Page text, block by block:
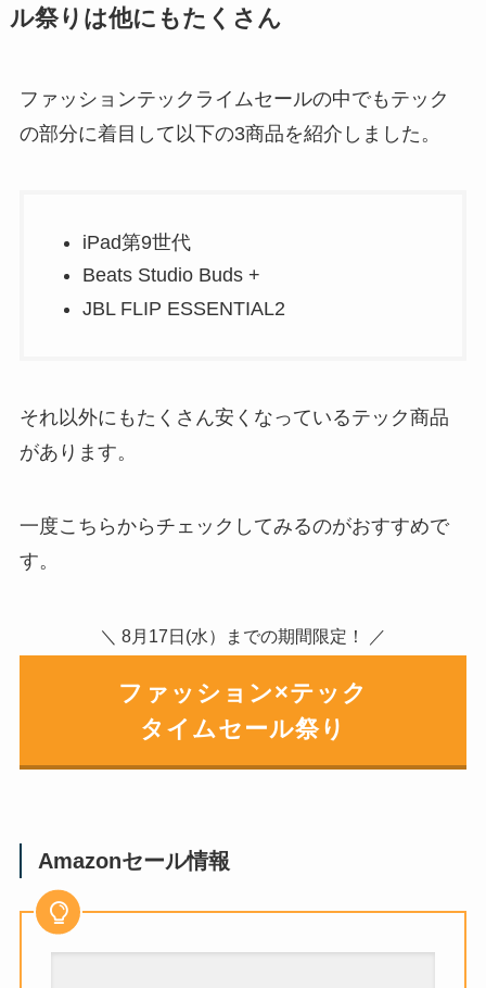
ル祭りは他にもたくさん
ファッションテックライムセールの中でもテック
の部分に着目して以下の3商品を紹介しました。
iPad第9世代
Beats Studio Buds +
JBL FLIP ESSENTIAL2
それ以外にもたくさん安くなっているテック商品
があります。
一度こちらからチェックしてみるのがおすすめで
す。
＼ 8月17日(水）までの期間限定！ ／
ファッション×テック
タイムセール祭り
Amazonセール情報